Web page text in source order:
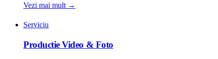
Vezi mai mult →
Serviciu
Productie Video & Foto